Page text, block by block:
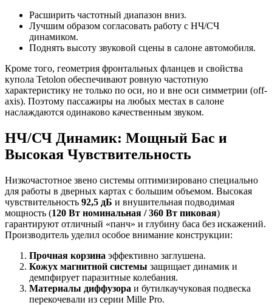
Расширить частотный диапазон вниз.
Лучшим образом согласовать работу с НЧ/СЧ
динамиком.
Поднять высоту звуковой сцены в салоне автомобиля.
Кроме того, геометрия фронтальных фланцев и свойства
купола Tetolon обеспечивают ровную частотную
характеристику не только по оси, но и вне оси симметрии (off-
axis). Поэтому пассажиры на любых местах в салоне
наслаждаются одинаково качественным звуком.
НЧ/СЧ Динамик: Мощный Бас и
Высокая Чувствительность
Низкочастотное звено системы оптимизировано специально
для работы в дверных картах с большим объемом. Высокая
чувствительность 92,5 дБ и внушительная подводимая
мощность (120 Вт номинальная / 360 Вт пиковая)
гарантируют отличный «панч» и глубину баса без искажений.
Производитель уделил особое внимание конструкции:
Прочная корзина эффективно заглушена.
Кожух магнитной системы защищает динамик и
демпфирует паразитные колебания.
Материалы диффузора и бутилкаучуковая подвеска
перекочевали из серии Mille Pro.